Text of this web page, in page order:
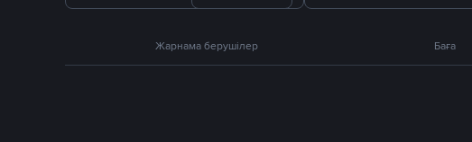
Жарнама берушілер Баға